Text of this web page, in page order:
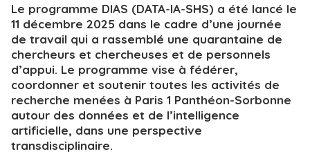
Le programme DIAS (DATA-IA-SHS) a été lancé le
11 décembre 2025 dans le cadre d’une journée
de travail qui a rassemblé une quarantaine de
chercheurs et chercheuses et de personnels
d’appui. Le programme vise à fédérer,
coordonner et soutenir toutes les activités de
recherche menées à Paris 1 Panthéon-Sorbonne
autour des données et de l’intelligence
artificielle, dans une perspective
transdisciplinaire.